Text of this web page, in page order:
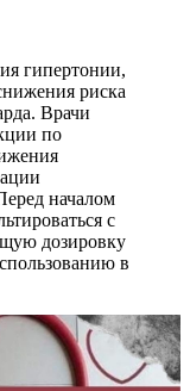
гипертонии,
риска
Врачи
по
началом
с
дозировку
в